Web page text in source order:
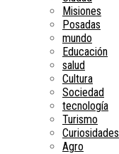
Misiones
Posadas
mundo
Educación
salud
Cultura
Sociedad
tecnología
Turismo
Curiosidades
Agro